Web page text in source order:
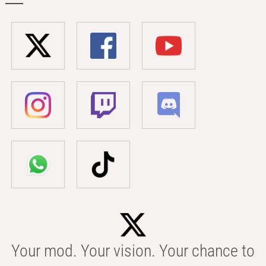
Your mod. Your vision. Your chance to